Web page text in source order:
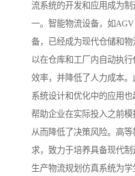
流系统的开发和应用成为
一。智能物流设备，如
备，已经成为现代仓储和物
以在仓库和工厂内自动执
效率，并降低了人力成本
系统设计和优化中的应用
帮助企业在实际投入之前模
从而降低了决策风险。高
求，致力于培养具备现代
生产物流规划仿真系统为